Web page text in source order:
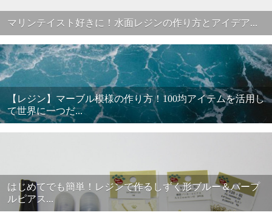
マリンテイスト好きに！水面レジンの作り方とアイデア...
【レジン】マーブル模様の作り方！100均アイテムを活用し
て世界に一つだ...
はじめてでも簡単！レジンで作るしずく形ブルー＆パープ
ルピアス...